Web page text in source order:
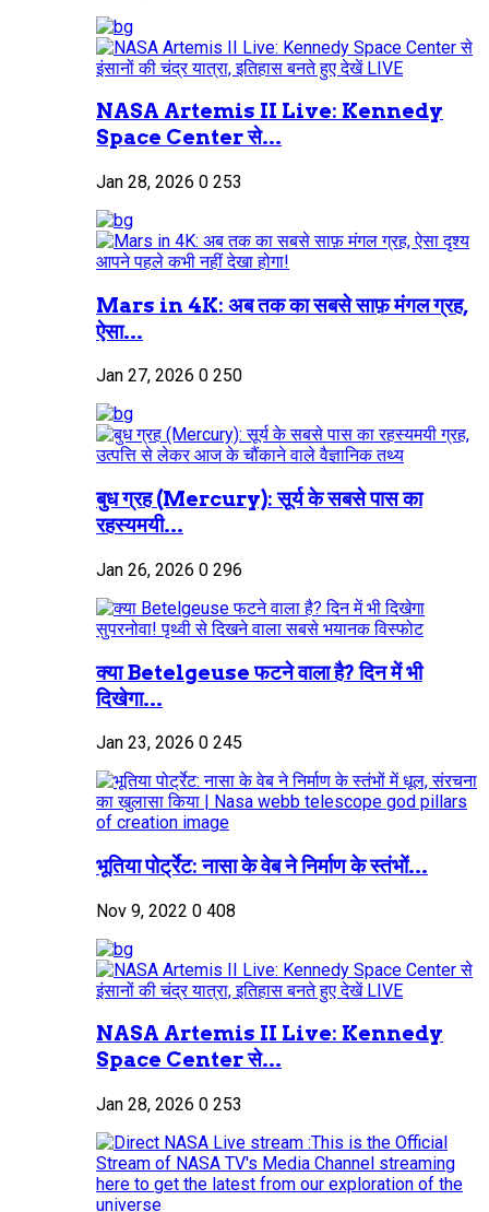
NASA Artemis II Live: Kennedy
Space Center से...
Jan 28, 2026 0 253
Mars in 4K: अब तक का सबसे साफ़ मंगल ग्रह,
ऐसा...
Jan 27, 2026 0 250
बुध ग्रह (Mercury): सूर्य के सबसे पास का
रहस्यमयी...
Jan 26, 2026 0 296
क्या Betelgeuse फटने वाला है? दिन में भी
दिखेगा...
Jan 23, 2026 0 245
भूतिया पोर्ट्रेट: नासा के वेब ने निर्माण के स्तंभों...
Nov 9, 2022 0 408
NASA Artemis II Live: Kennedy
Space Center से...
Jan 28, 2026 0 253